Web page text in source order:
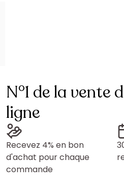
N°1 de la vente
ligne
Recevez 4% en bon
d'achat pour chaque
commande